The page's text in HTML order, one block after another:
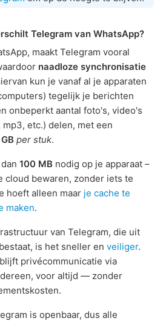
Telegram van WhatsApp?
maakt Telegram vooral
naadloze synchronisatie
kun je vanaf al je apparaten
tegelijk je berichten
onbeperkt aantal foto's, video's
etc.) delen, met een
per stuk.
100 MB nodig op je apparaat –
cloud bewaren, zonder iets te
hoeft alleen maar je cache te
maken.
van Telegram, die uit
is het sneller en veiliger.
privécommunicatie via
voor altijd — zonder
is openbaar, dus alle